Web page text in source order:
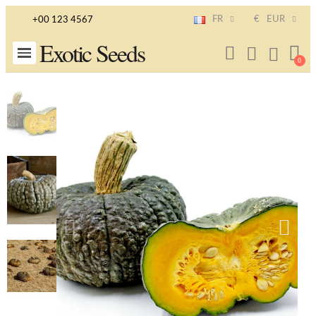
+00 123 4567 FR € EUR
Exotic Seeds